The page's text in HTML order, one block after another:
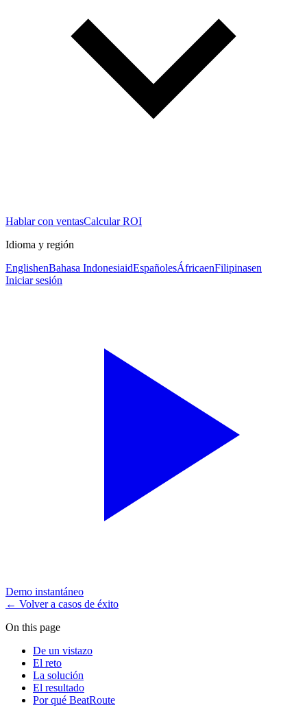
Hablar con ventasCalcular ROI
Idioma y región
EnglishenBahasa IndonesiaidEspañolesÁfricaenFilipinasen
Iniciar sesión
Demo instantáneo
← Volver a casos de éxito
On this page
De un vistazo
El reto
La solución
El resultado
Por qué BeatRoute